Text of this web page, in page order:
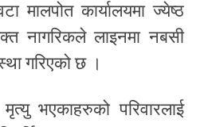
मालपोत कार्यालयमा ज्येष्ठ
नागरिकले लाइनमा नबसी
गरिएको छ ।
भएकाहरुको परिवारलाई